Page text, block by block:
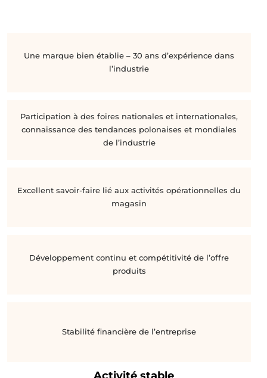
Une marque bien établie – 30 ans d’expérience dans
l’industrie
Participation à des foires nationales et internationales,
connaissance des tendances polonaises et mondiales
de l’industrie
Excellent savoir-faire lié aux activités opérationnelles du
magasin
Développement continu et compétitivité de l’offre
produits
Stabilité financière de l’entreprise